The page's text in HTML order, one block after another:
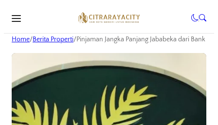
Home/Berita Properti/Pinjaman Jangka Panjang Jababeka dari Bank